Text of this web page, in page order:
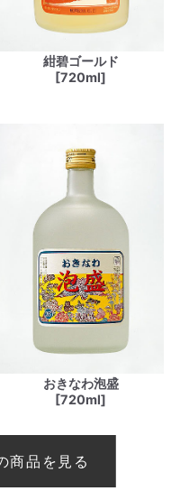
紺碧ゴールド
[720ml]
おきなわ泡盛
[720ml]
商品を見る